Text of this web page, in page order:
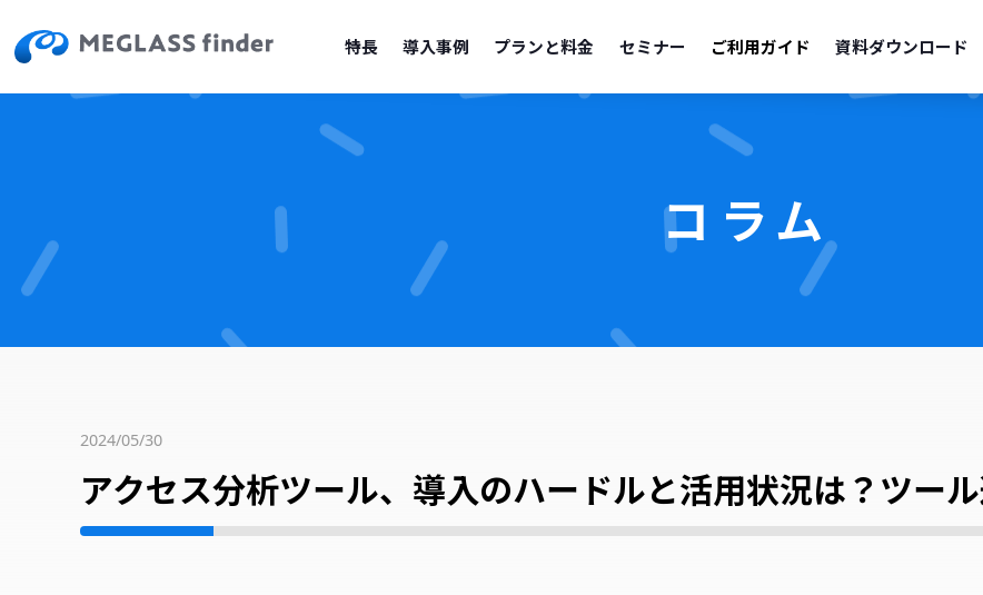
特長 導入事例 プランと料金 セミナー ご利用ガイド 資料ダウンロード
コラム
2024/05/30
アクセス分析ツール、導入のハードルと活用状況は？ツー